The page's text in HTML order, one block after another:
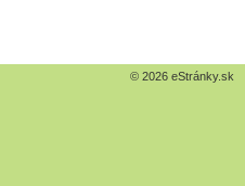
© 2026 eStránky.sk